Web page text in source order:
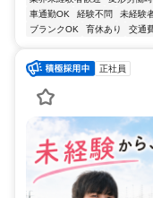
車通勤OK
経験不問 未経験
ブランクOK
育休あり 交通
正社員